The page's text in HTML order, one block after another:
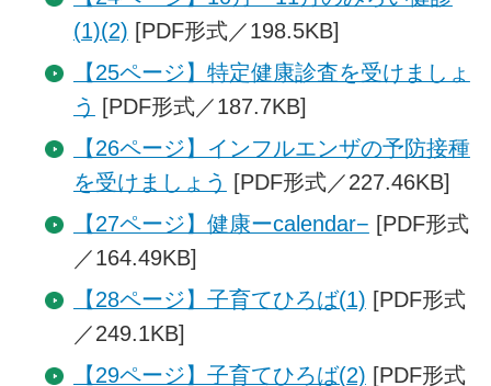
(1)(2) [PDF形式／198.5KB]
【25ページ】特定健康診査を受けましょ
う [PDF形式／187.7KB]
【26ページ】インフルエンザの予防接種
を受けましょう [PDF形式／227.46KB]
【27ページ】健康ーcalendar− [PDF形式
／164.49KB]
【28ページ】子育てひろば(1) [PDF形式
／249.1KB]
【29ページ】子育てひろば(2) [PDF形式